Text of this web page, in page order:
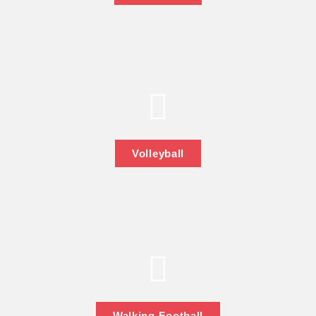
Volleyball